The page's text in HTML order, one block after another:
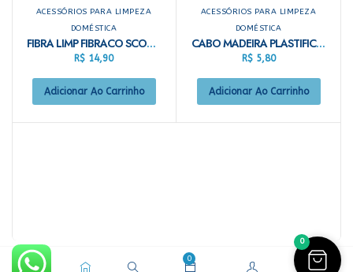
ACESSÓRIOS PARA LIMPEZA
DOMÉSTICA
FIBRA LIMP FIBRACO SCOTCH BRITE C/05
R$ 14,90
Adicionar Ao Carrinho
ACESSÓRIOS PARA LIMPEZA
DOMÉSTICA
CABO MADEIRA PLASTIFICADO 1,50 MT
R$5,80
Adicionar Ao Carrinho
0
0